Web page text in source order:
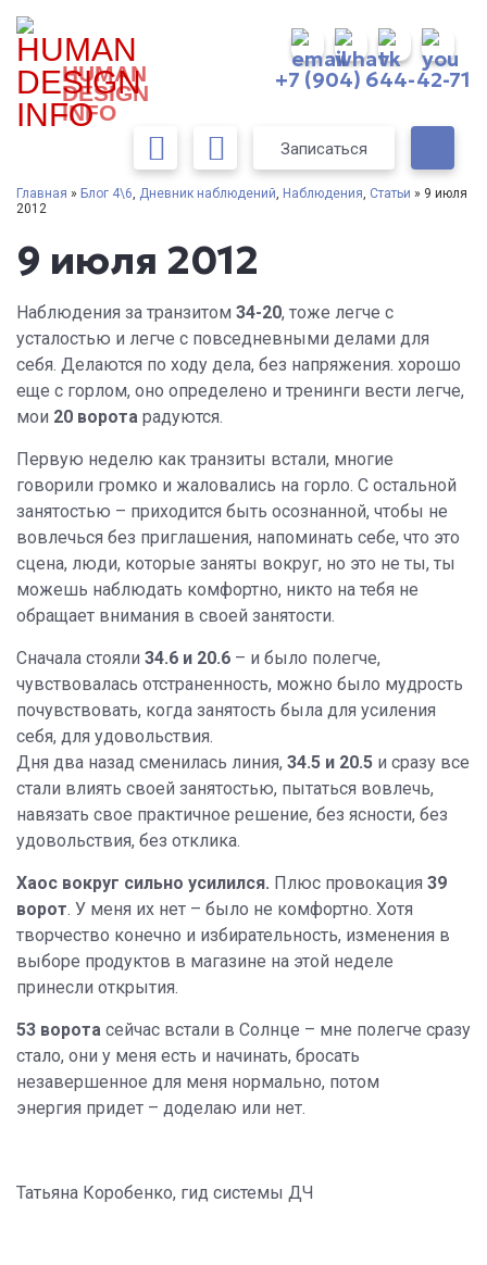
HUMAN
DESIGN
INFO
+7 (904) 644-42-71
Записаться
Главная » Блог 4\6, Дневник наблюдений, Наблюдения, Статьи » 9 июля
2012
9 июля 2012
Наблюдения за транзитом 34-20, тоже легче с
усталостью и легче с повседневными делами для
себя. Делаются по ходу дела, без напряжения. хорошо
еще с горлом, оно определено и тренинги вести легче,
мои 20 ворота радуются.
Первую неделю как транзиты встали, многие
говорили громко и жаловались на горло. С остальной
занятостью – приходится быть осознанной, чтобы не
вовлечься без приглашения, напоминать себе, что это
сцена, люди, которые заняты вокруг, но это не ты, ты
можешь наблюдать комфортно, никто на тебя не
обращает внимания в своей занятости.
Сначала стояли 34.6 и 20.6 – и было полегче,
чувствовалась отстраненность, можно было мудрость
почувствовать, когда занятость была для усиления
себя, для удовольствия.
Дня два назад сменилась линия, 34.5 и 20.5 и сразу все
стали влиять своей занятостью, пытаться вовлечь,
навязать свое практичное решение, без ясности, без
удовольствия, без отклика.
Хаос вокруг сильно усилился. Плюс провокация 39
ворот. У меня их нет – было не комфортно. Хотя
творчество конечно и избирательность, изменения в
выборе продуктов в магазине на этой неделе
принесли открытия.
53 ворота сейчас встали в Солнце – мне полегче сразу
стало, они у меня есть и начинать, бросать
незавершенное для меня нормально, потом
энергия придет – доделаю или нет.
Татьяна Коробенко, гид системы ДЧ